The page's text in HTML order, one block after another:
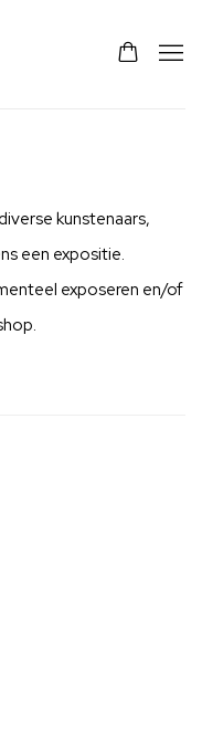
kunstenaars,
een expositie.
exposeren en/of